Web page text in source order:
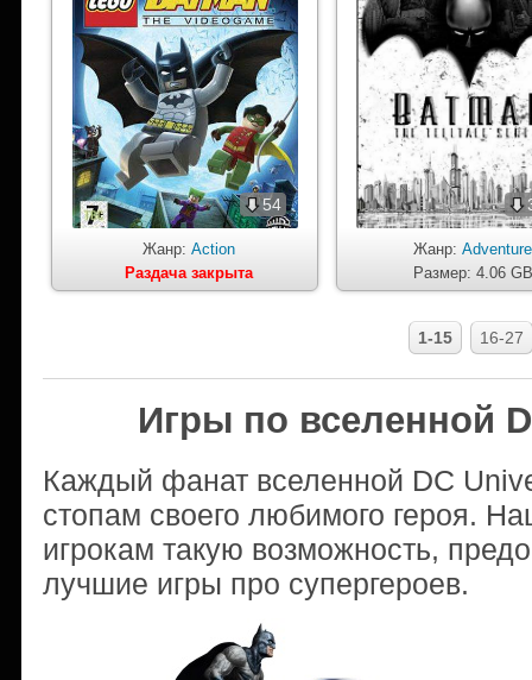
54
Жанр: Action
Раздача закрыта
Жанр:Adventure
Размер: 4.06 GB
1-15 16-27
Игры по вселенной
Каждый фанат вселенной DC
стопам своего любимого героя.
игрокам такую возможность,
лучшие игры про супергероев.